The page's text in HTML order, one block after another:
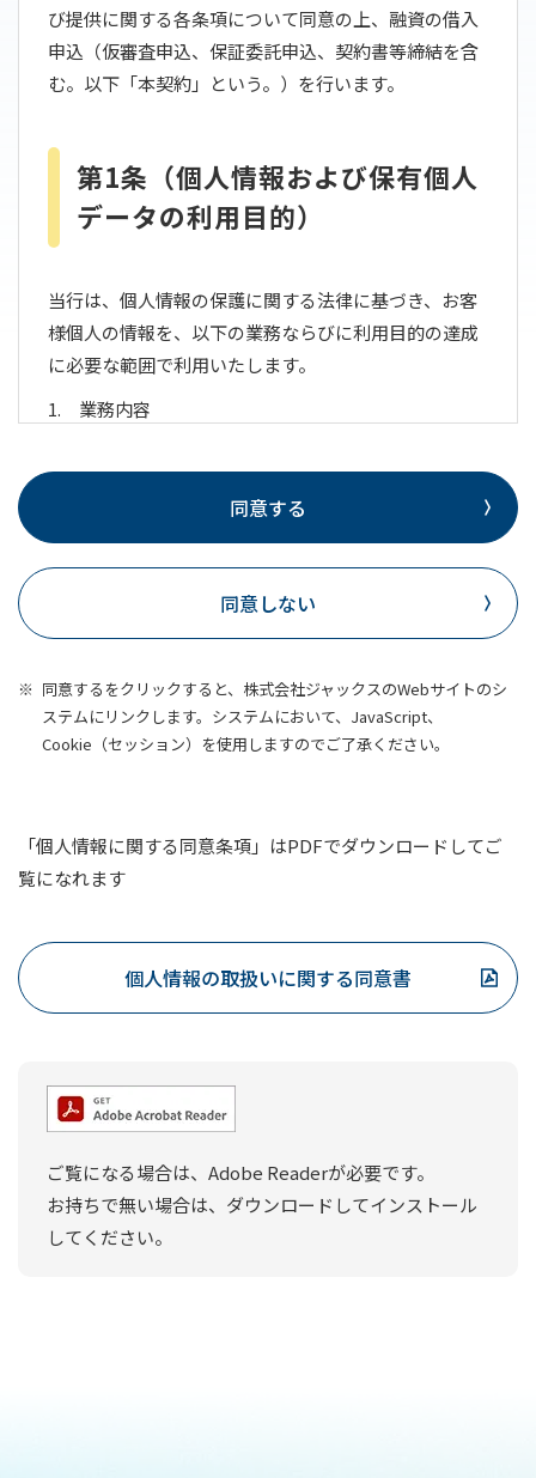
び提供に関する各条項について同意の上、融資の借入
申込（仮審査申込、保証委託申込、契約書等締結を含
む。以下「本契約」という。）を行います。
第1条（個人情報および保有個人
データの利用目的）
当行は、個人情報の保護に関する法律に基づき、お客
様個人の情報を、以下の業務ならびに利用目的の達成
に必要な範囲で利用いたします。
業務内容
業務、保険募集業務、金融商品仲介業務、信
託業務、社債業務等、法律により銀行が営む
す。）
利用目的
す。
各種金融商品の窓口開設等、金融商品やサー
預金取引や融資取引等における期日管理等、
継続的なお取引における管理のため
融資のお申込みや継続的なご利用等に際して
の判断のため
同意する
同意しない
同意するをクリックすると、株式会社ジャックスのWebサイトのシ
ステムにリンクします。システムにおいて、JavaScript、
Cookie（セッション）を使用しますのでご了承ください。
「個人情報に関する同意条項」はPDFでダウンロードしてご
覧になれます
個人情報の取扱いに関する同意書
ご覧になる場合は、Adobe Readerが必要です。
お持ちで無い場合は、ダウンロードしてインストール
してください。